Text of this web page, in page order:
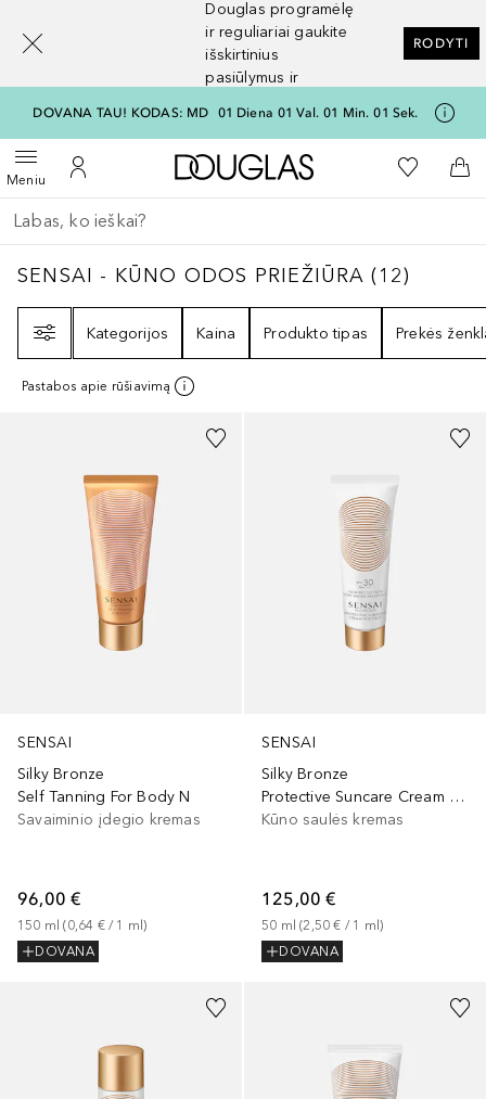
Douglas programėlę
ir reguliariai gaukite
išskirtinius
pasiūlymus ir
RODYTI
DOVANA TAU! KODAS: MD 01 Diena 01 Val. 01 Min. 01 Sek.
MeniuAtidaryti meniuĮ mano paskyrą
Į Douglas pagrindinį
Į mano
Į
Grįžk atgal
Vykdykite paiešką
SENSAI - KŪNO ODOS PRIEŽIŪRA 12
SENSAI - KŪNO ODOS PRIEŽIŪRA (12)
Kategorijos
Kaina Produkto tipas Prekės
Pastabos apie rūšiavimą
SENSAI
Silky Bronze
Self Tanning For Body N
Savaiminio įdegio kremas
96,00 €
150 ml (0,64 € / 1 ml)
DOVANA
SENSAI
Silky Bronze
Protective Suncare Cream For Face SPF30
Kūno saulės kremas
125,00 €
50 ml (2,50 € / 1 ml)
DOVANA
[navigation.slideout.screenreader]